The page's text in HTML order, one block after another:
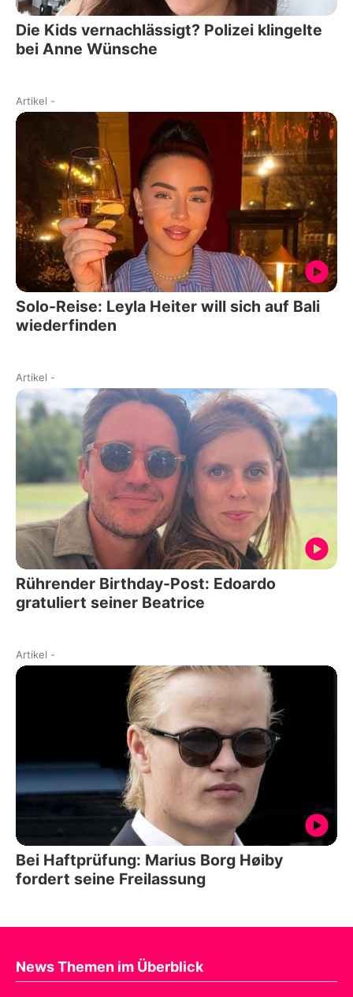
Die Kids vernachlässigt? Polizei klingelte
bei Anne Wünsche
Artikel -
Solo-Reise: Leyla Heiter will sich auf Bali
wiederfinden
Artikel -
Rührender Birthday-Post: Edoardo
gratuliert seiner Beatrice
Artikel -
Bei Haftprüfung: Marius Borg Høiby
fordert seine Freilassung
News Themen im Überblick